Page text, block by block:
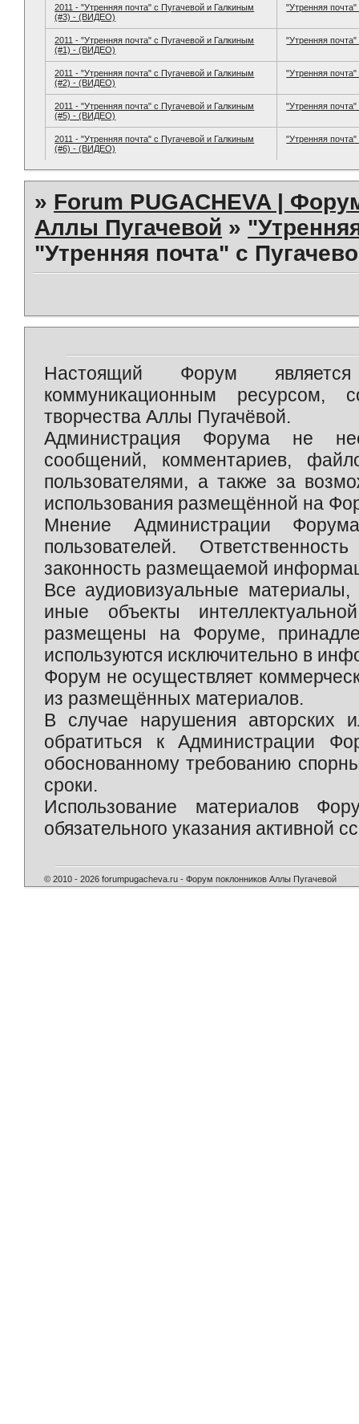
2011 - "Утренняя почта" с Пугачевой и Галкиным
(#3) - (ВИДЕО)
"Утренняя
2011 - "Утренняя почта" с Пугачевой и Галкиным
(#1) - (ВИДЕО)
"Утренняя
2011 - "Утренняя почта" с Пугачевой и Галкиным
(#2) - (ВИДЕО)
"Утренняя
2011 - "Утренняя почта" с Пугачевой и Галкиным
(#5) - (ВИДЕО)
"Утренняя
2011 - "Утренняя почта" с Пугачевой и Галкиным
(#6) - (ВИДЕО)
"Утренняя
» Forum PUGACHEVA |
Аллы Пугачевой »
"Утренняя почта" с
Настоящий Форум является
коммуникационным ресурсом,
творчества Аллы Пугачёвой.
Администрация Форума не
сообщений, комментариев,
пользователями, а также за
использования размещённой на
Мнение Администрации
пользователей.
законность размещаемой
Все аудиовизуальные
иные объекты
размещены на Форуме,
используются исключительно в
Форум не осуществляет
из размещённых материалов.
В случае нарушения авторских
обратиться к Администрации
обоснованному требованию
сроки.
Использование материалов
обязательного указания активной
© 2010 - 2026 forumpugacheva.ru - Форум поклонников Аллы Пугачевой